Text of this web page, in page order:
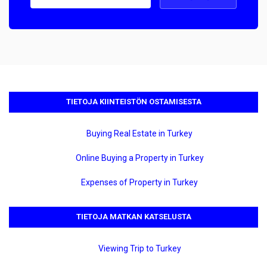
TIETOJA KIINTEISTÖN OSTAMISESTA
Buying Real Estate in Turkey
Online Buying a Property in Turkey
Expenses of Property in Turkey
TIETOJA MATKAN KATSELUSTA
Viewing Trip to Turkey